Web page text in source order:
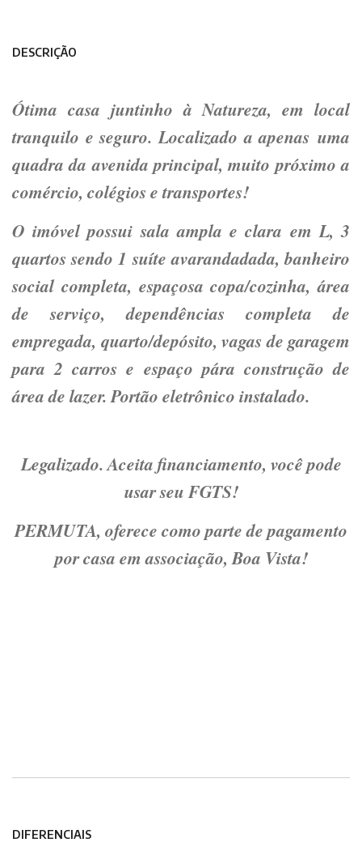
DESCRIÇÃO
Ótima casa juntinho à Natureza, em local
tranquilo e seguro. Localizado a apenas uma
quadra da avenida principal, muito próximo a
comércio, colégios e transportes!
O imóvel possui sala ampla e clara em L, 3
quartos sendo 1 suíte avarandadada, banheiro
social completa, espaçosa copa/cozinha, área
de serviço, dependências completa de
empregada, quarto/depósito, vagas de garagem
para 2 carros e espaço pára construção de
área de lazer. Portão eletrônico instalado.
Legalizado. Aceita financiamento, você pode
usar seu FGTS!
PERMUTA, oferece como parte de pagamento
por casa em associação, Boa Vista!
DIFERENCIAIS